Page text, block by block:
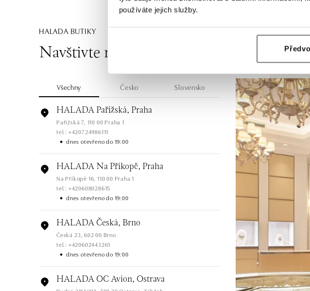
používáte jejich služby.
HALADA BUTIKY
Navštivte naše butiky
Všechny Česko Slovensko
HALADA Pařížská, Praha
Pařížská 7, 110 00 Praha 1
tel.: +420724986111
dnes otevřeno do 19:00
HALADA Na Příkopě, Praha
Na Příkopě 16, 110 00 Praha 1
tel.: +420608028615
dnes otevřeno do 19:00
HALADA Česká, Brno
Česká 23, 602 00 Brno
tel.: +420602443261
dnes otevřeno do 19:00
HALADA OC Avion, Ostrava